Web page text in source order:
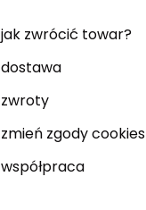
jak zwrócić towar?
dostawa
zwroty
zmień zgody cookies
współpraca